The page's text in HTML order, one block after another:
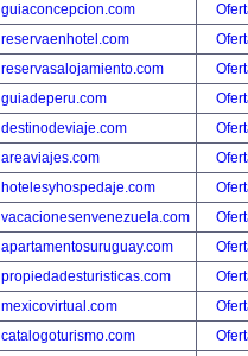
guiaconcepcion.com
reservaenhotel.com
reservasalojamiento.com
guiadeperu.com
destinodeviaje.com
areaviajes.com
hotelesyhospedaje.com
vacacionesenvenezuela.com
apartamentosuruguay.com
propiedadesturisticas.com
mexicovirtual.com
catalogoturismo.com